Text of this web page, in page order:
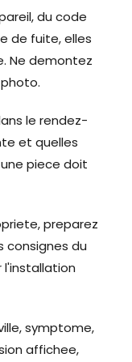
du code
de fuite, elles
Ne demontez
le rendez-
et quelles
piece doit
preparez
consignes du
l'installation
symptome,
affichee,